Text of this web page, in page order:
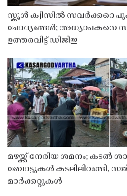
സ്കൂൾ ക്വിസിൽ സവർക്കറെ
ചോദ്യങ്ങൾ; അധ്യാപകനെ
ഉത്തരവിട്ട് ഡിജിഇ
മഴയ്ക്ക് നേരിയ ശമനം; കടൽ
ബോട്ടുകൾ കടലിലിറങ്ങി,
മാർക്കറ്റുകൾ